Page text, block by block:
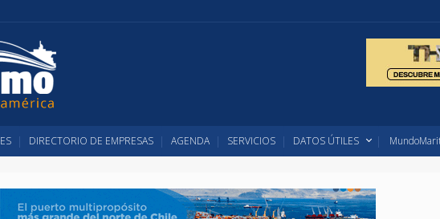
DIRECTORIO DE EMPRESAS AGENDA SERVICIOS DATOS ÚTILES